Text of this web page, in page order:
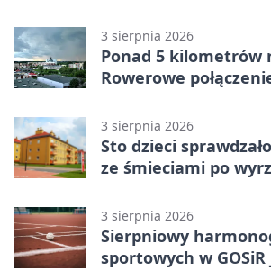
3 sierpnia 2026
Ponad 5 kilometrów
Rowerowe
3 sierpnia 2026
Sto dzieci
ze śmieciami po
3 sierpnia 2026
Sierpniowy
sportowych w